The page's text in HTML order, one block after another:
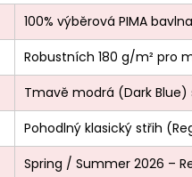
100% výběrová PIMA
Robustních 180 g/m² pro
Tmavě modrá (Dark
Pohodlný klasický střih
Spring / Summer 2026 –